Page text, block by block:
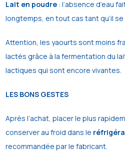
Lait en poudre : l’absence d’eau
longtemps, en tout cas tant qu’il
Attention, les yaourts sont moins
lactés grâce à la fermentation du
lactiques qui sont encore vivantes.
LES BONS GESTES
Après l’achat, placer le plus
conserver au froid dans le
recommandée par le fabricant.